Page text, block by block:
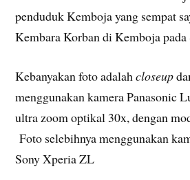
penduduk Kemboja yang sempat
Kembara Korban di Kemboja pada
Kebanyakan foto adalahcloseup
menggunakan kamera Panasonic
ultra zoom optikal 30x, dengan
Foto selebihnya menggunakan
Sony Xperia ZL